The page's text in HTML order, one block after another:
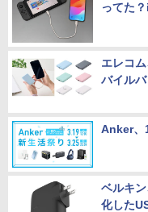
ってた
エレコ
バイルバ
Anker、
ベルキ
化した